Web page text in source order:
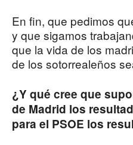
En fin, que pedimos
y que sigamos
que la vida de los
de los sotorrealeños
¿Y qué cree que
de Madrid los
para el PSOE los